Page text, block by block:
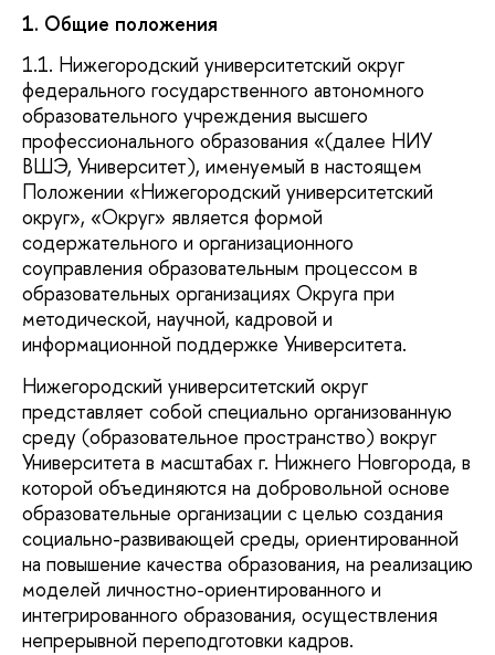
1. Общие положения
1.1. Нижегородский университетский округ
федерального государственного автономного
образовательного учреждения высшего
профессионального образования «(далее НИУ
ВШЭ, Университет), именуемый в настоящем
Положении «Нижегородский университетский
округ», «Округ» является формой
содержательного и организационного
соуправления образовательным процессом в
образовательных организациях Округа при
методической, научной, кадровой и
информационной поддержке Университета.
Нижегородский университетский округ
представляет собой специально организованную
среду (образовательное пространство) вокруг
Университета в масштабах г. Нижнего Новгорода, в
которой объединяются на добровольной основе
образовательные организации с целью создания
социально-развивающей среды, ориентированной
на повышение качества образования, на реализацию
моделей личностно-ориентированного и
интегрированного образования, осуществления
непрерывной переподготовки кадров.